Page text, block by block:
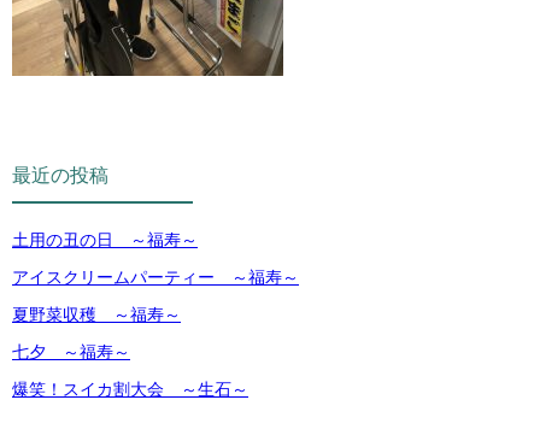
最近の投稿
土用の丑の日 ～福寿～
アイスクリームパーティー ～福寿～
夏野菜収穫 ～福寿～
七夕 ～福寿～
爆笑！スイカ割大会 ～生石～